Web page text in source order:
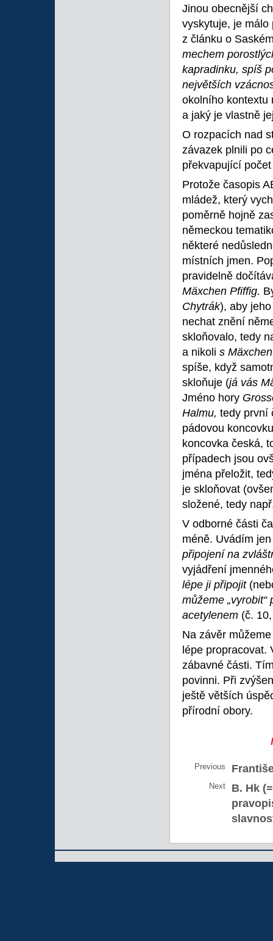
Jinou obecnější
vyskytuje, je málo
z článku o
mechem
kapradinku, spíš
největších
okolního kontextu
a jaký je vlastně
O rozpacích nad
závazek plnili po
překvapující
Protože časopis
mládež, který
poměrně hojně
německou
některé
místních jmen.
pravidelně
Mäxchen Pfiffig.
Chytrák), aby
nechat znění
skloňovalo, tedy
a nikoli s
spíše, když
skloňuje (já vás
Jméno hory
Halmu, tedy první
pádovou
koncovka česká,
případech jsou
jména přeložit,
je skloňovat
složené, tedy
V odborné části
méně. Uvádím
připojení na
vyjádření
lépe ji připojit
můžeme
acetylenem (č.
Na závěr
lépe propracovat.
zábavné části.
povinni. Při
ještě větších
přírodní obory.
Previous
Next
B. Hk